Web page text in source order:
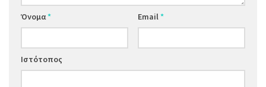
Όνομα* Email*
Ιστότοπος